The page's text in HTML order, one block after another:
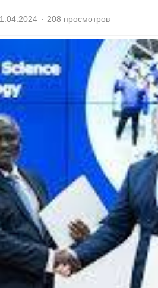
208 просмотров